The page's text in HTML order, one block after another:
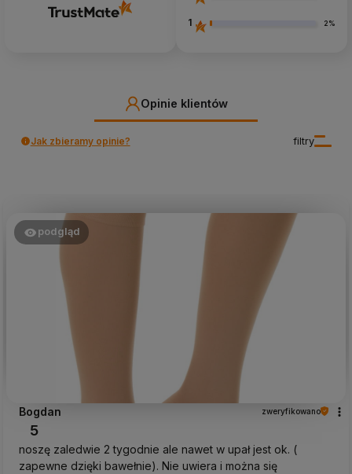
1 2%
Opinie klientów
filtry
Jak zbieramy opinie?
podgląd
Bogdan zweryfikowano
5
noszę zaledwie 2 tygodnie ale nawet w upał jest ok. (
zapewne dzięki bawełnie). Nie uwiera i można się